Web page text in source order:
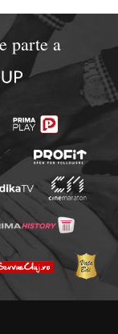
parte a